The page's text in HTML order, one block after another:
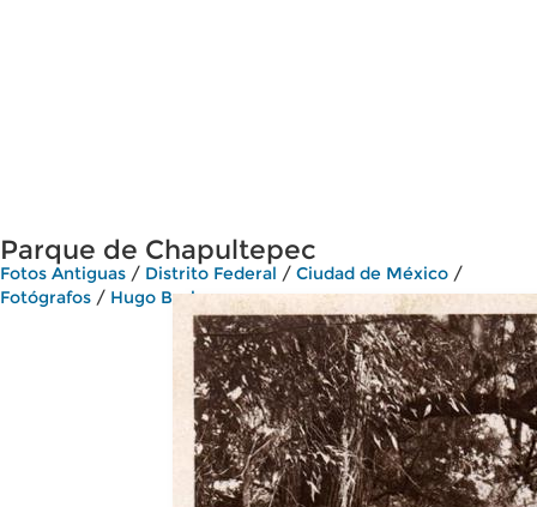
Parque de Chapultepec
Fotos Antiguas / Distrito Federal / Ciudad de México /
Fotógrafos / Hugo Brehme